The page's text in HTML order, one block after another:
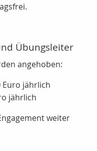
Übungsleiter
angehoben:
Euro jährlich
jährlich
weiter